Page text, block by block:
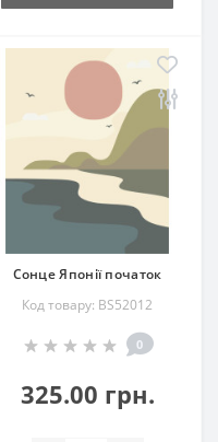
Сонце Японії початок
Код товару: BS52012
0
325.00 грн.